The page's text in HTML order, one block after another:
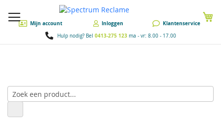
Mijn account Inloggen Klantenservice
Hulp nodig? Bel 0413-275 123ma - vr: 8.00 - 17.00